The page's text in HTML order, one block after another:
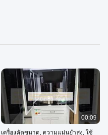
00:09
เครื่องคัดขนาด, ความแม่นยำสูง, ใช้